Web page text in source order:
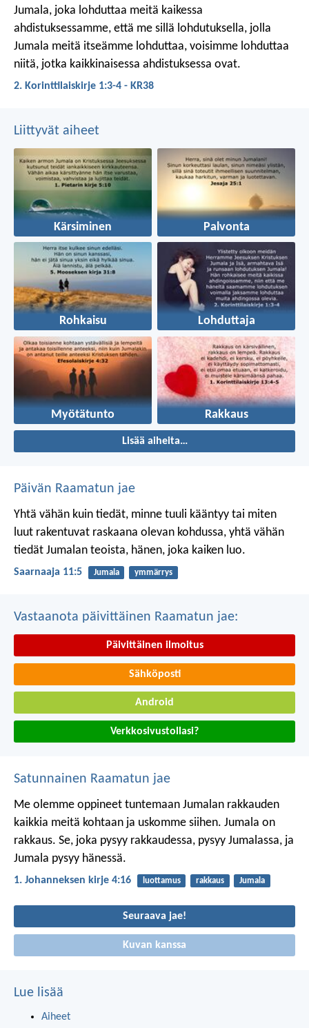
Jumala, joka lohduttaa meitä kaikessa
ahdistuksessamme, että me sillä lohdutuksella, jolla
Jumala meitä itseämme lohduttaa, voisimme lohduttaa
niitä, jotka kaikkinaisessa ahdistuksessa ovat.
2. Korinttilaiskirje 1:3-4 - KR38
Liittyvät aiheet
Kärsiminen Palvonta
Rohkaisu Lohduttaja
Myötätunto Rakkaus
Lisää aiheita…
Päivän Raamatun jae
Yhtä vähän kuin tiedät, minne tuuli kääntyy tai miten
luut rakentuvat raskaana olevan kohdussa, yhtä vähän
tiedät Jumalan teoista, hänen, joka kaiken luo.
Saarnaaja 11:5 Jumala ymmärrys
Vastaanota päivittäinen Raamatun jae:
Päivittäinen ilmoitus
Sähköposti
Android
Verkkosivustollasi?
Satunnainen Raamatun jae
Me olemme oppineet tuntemaan Jumalan rakkauden
kaikkia meitä kohtaan ja uskomme siihen. Jumala on
rakkaus. Se, joka pysyy rakkaudessa, pysyy Jumalassa, ja
Jumala pysyy hänessä.
1. Johanneksen kirje 4:16 luottamus rakkaus Jumala
Seuraava jae!
Kuvan kanssa
Lue lisää
Aiheet